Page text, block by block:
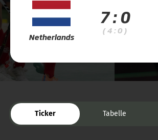
Netherlands
7 : 0
( 4 : 0 )
Ticker Tabelle